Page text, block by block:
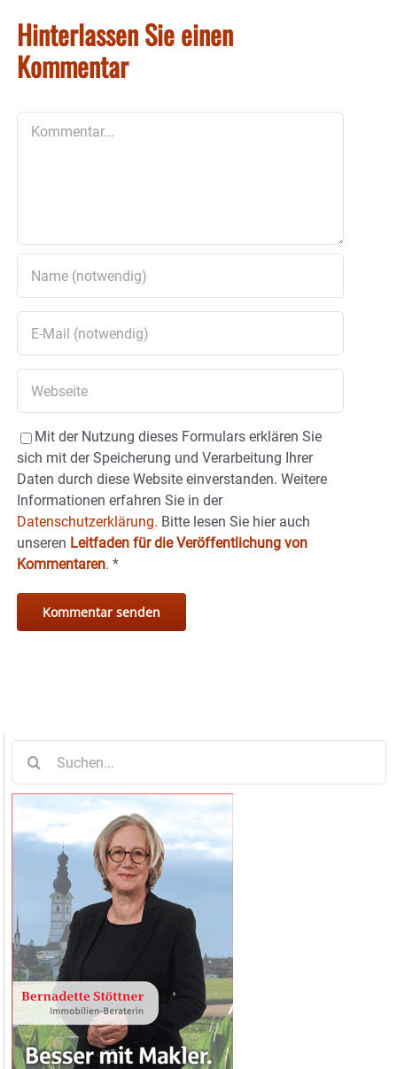
Hinterlassen Sie einen
Kommentar
Mit der Nutzung dieses Formulars erklären Sie
sich mit der Speicherung und Verarbeitung Ihrer
Daten durch diese Website einverstanden. Weitere
Informationen erfahren Sie in der
Datenschutzerklärung. Bitte lesen Sie hier auch
unseren Leitfaden für die Veröffentlichung von
Kommentaren. *
nach: